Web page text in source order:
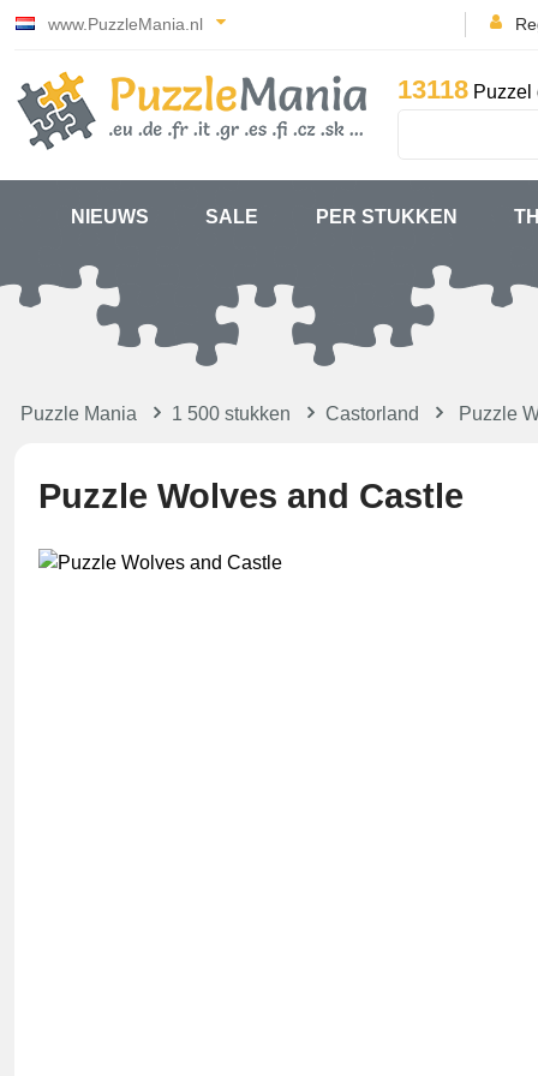
www.PuzzleMania.nl
13118 Puzzel
NIEUWS SALE PER STUKKEN
Puzzle Mania 1 500 stukken Castorland Puzzle
Puzzle Wolves and Castle